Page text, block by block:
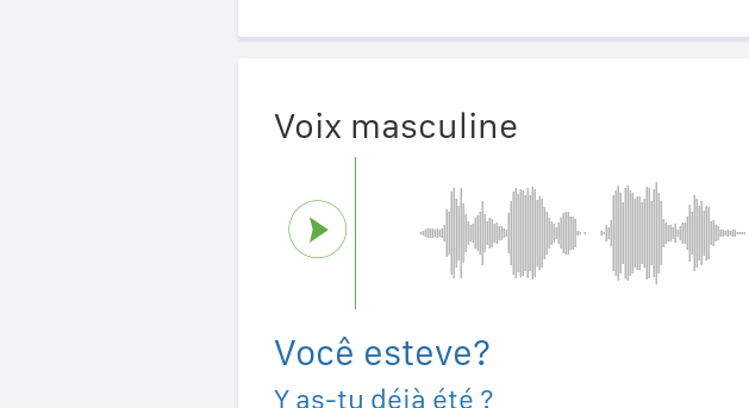
Voix masculine
Você esteve?
Y as-tu déjà été ?